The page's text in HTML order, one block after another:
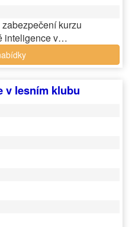
kurzu
inteligence v…
v lesním klubu